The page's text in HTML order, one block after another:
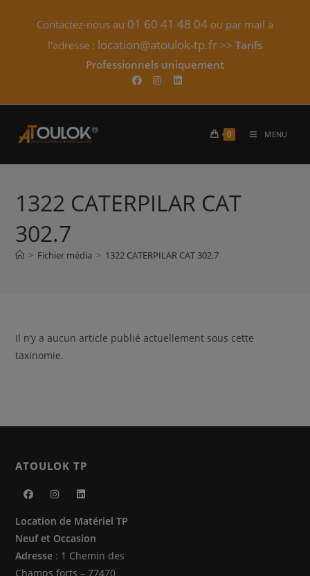
Contactez-nous au 01 60 41 48 04 ou par mail à
l'adresse : location@atoulok-tp.fr >> Tarifs
Professionnels uniquement​
0 MENU
1322 CATERPILAR CAT
302.7
> Fichier média > 1322 CATERPILAR CAT 302.7
Il n’y a aucun article publié actuellement sous cette
taxinomie.
ATOULOK TP
dans
un
nouvel
dans
un
nouvel
dans
un
nouvel
Location de Matériel TP
Neuf et Occasion
Adresse : 1 Chemin des
Champs forts – 77470